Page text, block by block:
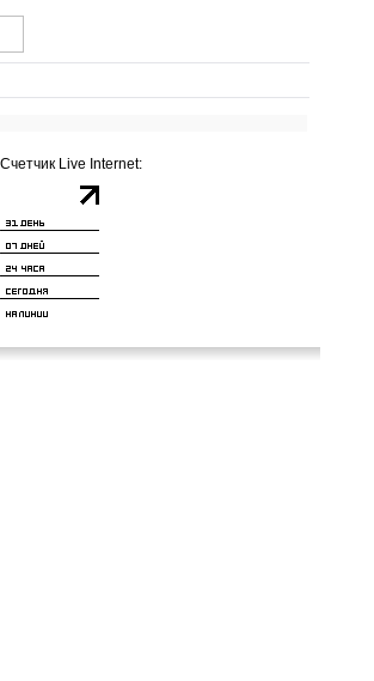
Счетчик Live Internet: